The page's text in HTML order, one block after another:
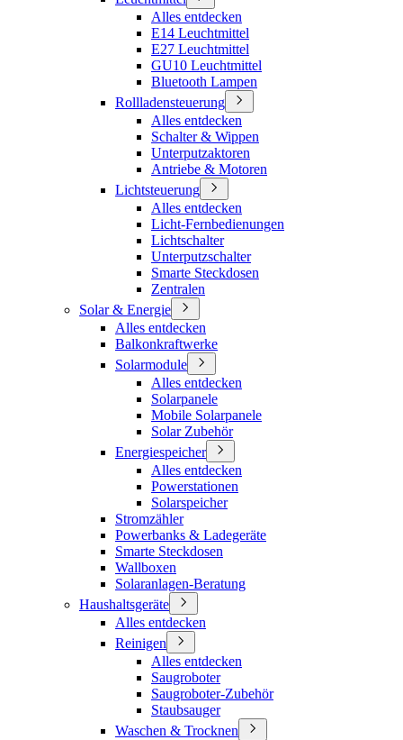
Alles entdecken
E14 Leuchtmittel
E27 Leuchtmittel
GU10 Leuchtmittel
Bluetooth Lampen
Rollladensteuerung
Alles entdecken
Schalter & Wippen
Unterputzaktoren
Antriebe & Motoren
Lichtsteuerung
Alles entdecken
Licht-Fernbedienungen
Lichtschalter
Unterputzschalter
Smarte Steckdosen
Zentralen
Solar & Energie
Alles entdecken
Balkonkraftwerke
Solarmodule
Alles entdecken
Solarpanele
Mobile Solarpanele
Solar Zubehör
Energiespeicher
Alles entdecken
Powerstationen
Solarspeicher
Stromzähler
Powerbanks & Ladegeräte
Smarte Steckdosen
Wallboxen
Solaranlagen-Beratung
Haushaltsgeräte
Alles entdecken
Reinigen
Alles entdecken
Saugroboter
Saugroboter-Zubehör
Staubsauger
Waschen & Trocknen